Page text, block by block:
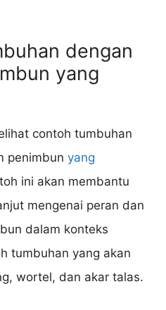
dengan
yang
contoh tumbuhan
penimbun yang
ini akan membantu
mengenai peran dan
dalam konteks
tumbuhan yang akan
wortel, dan akar talas.